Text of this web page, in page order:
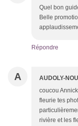
Quel bon
Belle
Répondre
A AUDOLY-
coucou
fleurie tes
rivière et les